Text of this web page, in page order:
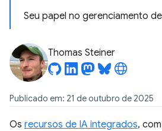
Seu papel no gerenciamento
Thomas Steiner
Publicado em: 21 de outubro de 2025
Os recursos de IA integrados,